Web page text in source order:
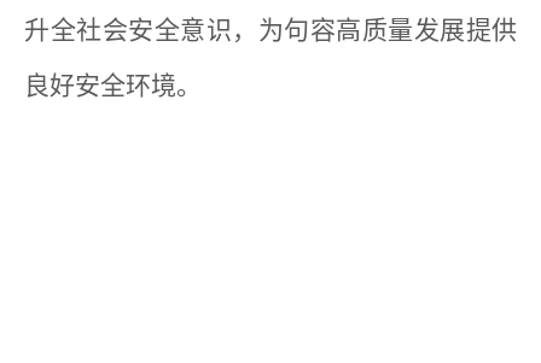
升全社会安全意识，为句容高质量发展提供
良好安全环境。